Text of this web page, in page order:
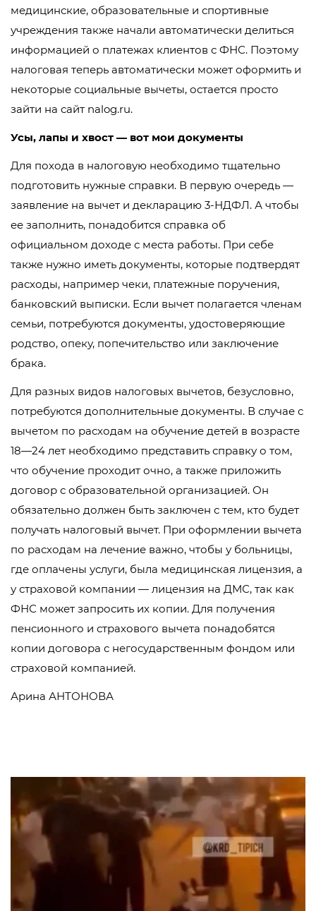
медицинские, образовательные и спортивные
учреждения также начали автоматически делиться
информацией о платежах клиентов с ФНС. Поэтому
налоговая теперь автоматически может оформить и
некоторые социальные вычеты, остается просто
зайти на сайт nalog.ru.
Усы, лапы и хвост — вот мои документы
Для похода в налоговую необходимо тщательно
подготовить нужные справки. В первую очередь —
заявление на вычет и декларацию 3-НДФЛ. А чтобы
ее заполнить, понадобится справка об
официальном доходе с места работы. При себе
также нужно иметь документы, которые подтвердят
расходы, например чеки, платежные поручения,
банковский выписки. Если вычет полагается членам
семьи, потребуются документы, удостоверяющие
родство, опеку, попечительство или заключение
брака.
Для разных видов налоговых вычетов, безусловно,
потребуются дополнительные документы. В случае с
вычетом по расходам на обучение детей в возрасте
18—24 лет необходимо представить справку о том,
что обучение проходит очно, а также приложить
договор с образовательной организацией. Он
обязательно должен быть заключен с тем, кто будет
получать налоговый вычет. При оформлении вычета
по расходам на лечение важно, чтобы у больницы,
где оплачены услуги, была медицинская лицензия, а
у страховой компании — лицензия на ДМС, так как
ФНС может запросить их копии. Для получения
пенсионного и страхового вычета понадобятся
копии договора с негосударственным фондом или
страховой компанией.
Арина АНТОНОВА